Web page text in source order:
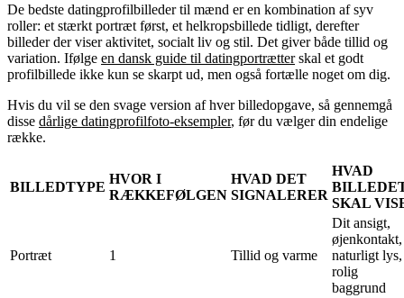
De bedste datingprofilbilleder til mænd er en kombination af syv
roller: et stærkt portræt først, et helkropsbillede tidligt, derefter
billeder der viser aktivitet, socialt liv og stil. Det giver både tillid og
variation. Ifølge en dansk guide til datingportrætterskal et godt
profilbillede ikke kun se skarpt ud, men også fortælle noget om dig.
Hvis du vil se den svage version af hver billedopgave, så gennemgå
disse dårlige datingprofilfoto-eksempler, før du vælger din endelige
række.
BILLEDTYPE
HVOR I
RÆKKEFØLGEN
HVAD DET
SIGNALERER
HVAD
SKAL
Portræt 1 Tillid og varme
Dit ansigt,
øjenkontakt,
naturligt lys,
rolig
baggrund